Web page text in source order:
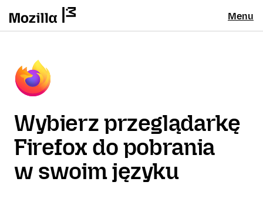
Menu
Wybierz przeglądarkę
Firefox do pobrania
w swoim języku